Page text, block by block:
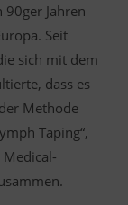
Jahren
Seit
sich mit dem
dass es
Methode
Taping“,
Medical-